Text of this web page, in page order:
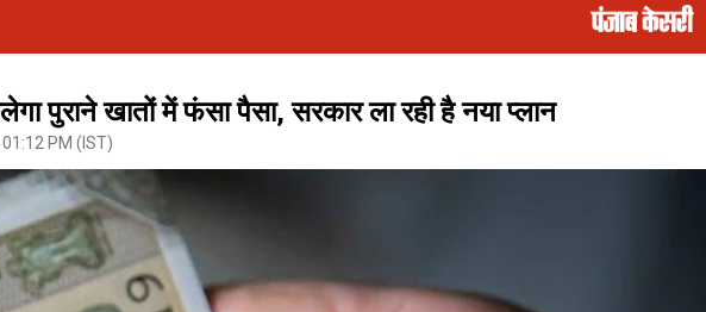
पुराने खातों में फंसा पैसा, सरकार ला रही है नया प्लान
PM (IST)